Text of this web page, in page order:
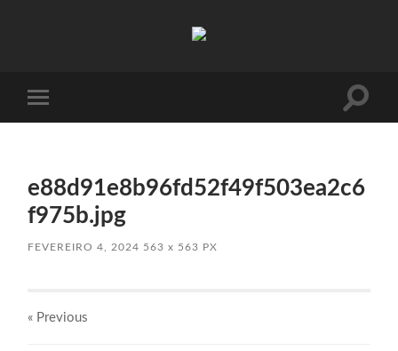
mobile
Toggle
e88d91e8b96fd52f49f503ea2c6
f975b.jpg
FEVEREIRO 4, 2024 563x 563 PX
« Previous